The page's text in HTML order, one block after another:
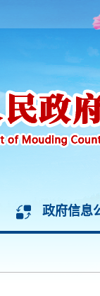
政府信息